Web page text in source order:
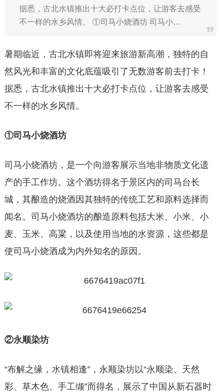
据悉，古北水镇推出十大必打卡点位，让游客去感受
不一样的水乡风情。 ①司马小烧酒坊 司马小…
暑期临近，古北水镇即将迎来旅游新高潮，独特的自
然风光和丰富的文化底蕴吸引了无数游客前去打卡！
据悉，古北水镇推出十大必打卡点位，让游客去感受
不一样的水乡风情。
①司马小烧酒坊
司马小烧酒坊，是一个向游客展示当地非物质文化遗
产的手工作坊。这个酒坊得名于景区内的司马台长
城，其酿造的烧酒因其独特的传统工艺和原料选择而
闻名。司马小烧酒坊的酿造原料包括大米、小米、小
麦、玉米、高粱，以及使用当地的水资源，这些都是
使司马小烧酒成为内外知名的原因。
②永顺染坊
“布解之缘，水镇相逢”，永顺染坊以“永顺染、天然
彩、草木色、手工缬”而得名，展示了中国从新石器时